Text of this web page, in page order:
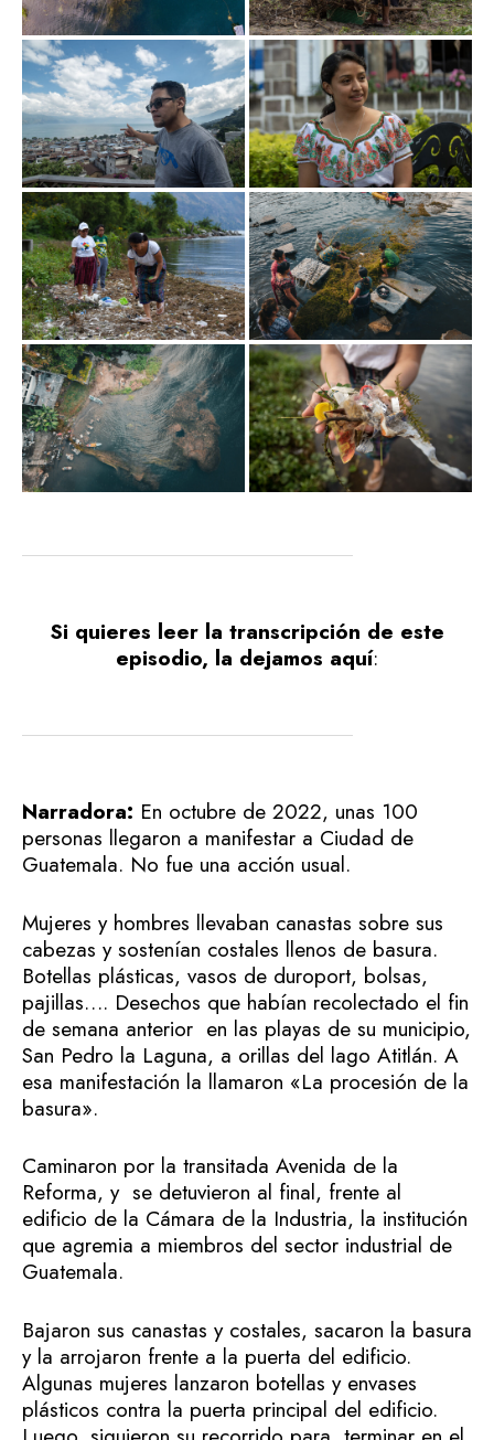
Si quieres leer la transcripción de este
episodio, la dejamos aquí:
Narradora: En octubre de 2022, unas 100
personas llegaron a manifestar a Ciudad de
Guatemala. No fue una acción usual.
Mujeres y hombres llevaban canastas sobre sus
cabezas y sostenían costales llenos de basura.
Botellas plásticas, vasos de duroport, bolsas,
pajillas…. Desechos que habían recolectado el fin
de semana anterior en las playas de su municipio,
San Pedro la Laguna, a orillas del lago Atitlán. A
esa manifestación la llamaron «La procesión de la
basura».
Caminaron por la transitada Avenida de la
Reforma, y se detuvieron al final, frente al
edificio de la Cámara de la Industria, la institución
que agremia a miembros del sector industrial de
Guatemala.
Bajaron sus canastas y costales, sacaron la basura
y la arrojaron frente a la puerta del edificio.
Algunas mujeres lanzaron botellas y envases
plásticos contra la puerta principal del edificio.